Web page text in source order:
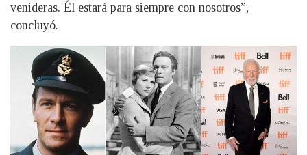
venideras. Él estará para siempre con nosotros”,
concluyó.